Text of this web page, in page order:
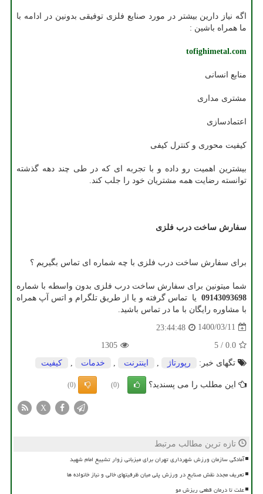
اگه نیاز دارین بیشتر در مورد صنایع فلزی توفیقی بدونین در ادامه با
ما همراه باشین :
tofighimetal.com
منابع انسانی
مشتری مداری
اعتمادسازی
کیفیت محوری و کنترل کیفی
بیشترین اهمیت رو داده و با تجربه ای که در طی چند دهه گذشته
توانسته رضایت همه مشتریان خود را جلب کند.
سفارش ساخت درب فلزی
برای سفارش ساخت درب فلزی با چه شماره ای تماس بگیریم ؟
شما میتونین برای سفارش ساخت درب فلزی بدون واسطه با شماره
09143093698 یا تماس گرفته و یا از طریق تلگرام و اتس آپ همراه
با مشاوره رایگان با ما در تماس باشید.
1400/03/11
23:44:48
0.0
/
5
1305
تگهای خبر:
رپورتاژ اینترنت خدمات كیفیت
این مطلب را می پسندید؟ (0)
(0)
X
تازه ترین مطالب مرتبط
آمادگی سازمان ورزش شهرداری تهران برای میزبانی زوار تشییع امام شهید
تعریف مجدد نقش صنایع در ورزش پلی میان ظرفیتهای خالی و نیاز خانواده ها
علت تا درمان قطعی ریزش مو